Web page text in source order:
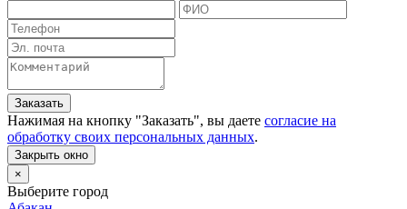
Заказать
Нажимая на кнопку "Заказать", вы даете согласие на
обработку своих персональных данных.
Закрыть окно
×
Выберите город